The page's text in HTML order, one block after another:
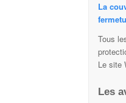
La
Tous
Le site
Les